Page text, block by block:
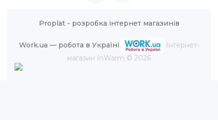
Proplat - розробка інтернет магазинів
Work.ua — робота в Україні
Інтернет-
магазин InWarm © 2026